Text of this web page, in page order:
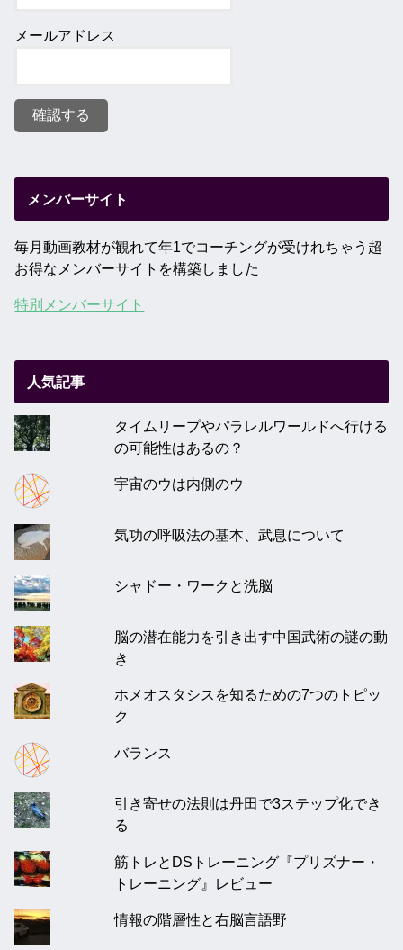
メールアドレス
メンバーサイト
毎月動画教材が観れて年1でコーチングが受けれちゃう超
お得なメンバーサイトを構築しました
特別メンバーサイト
人気記事
タイムリープやパラレルワールドへ行ける
の可能性はあるの？
宇宙のウは内側のウ
気功の呼吸法の基本、武息について
シャドー・ワークと洗脳
脳の潜在能力を引き出す中国武術の謎の動
き
ホメオスタシスを知るための7つのトピッ
ク
バランス
引き寄せの法則は丹田で3ステップ化でき
る
筋トレとDSトレーニング『プリズナー・
トレーニング』レビュー
情報の階層性と右脳言語野